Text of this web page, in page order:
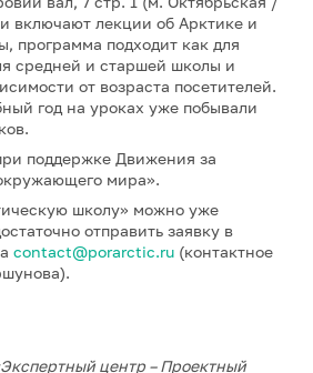
включают лекции об Арктике и
программа подходит как для
средней и старшей школы и
от возраста посетителей.
год на уроках уже побывали
поддержке Движения за
мира».
школу» можно уже
отправить заявку в
contact@porarctic.ru (контактное
центр – Проектный